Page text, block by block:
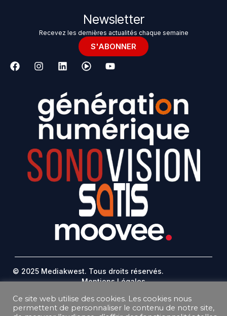
Newsletter
Recevez les dernières actualités chaque semaine
S'ABONNER
© 2025 Mediakwest. Tous droits réservés.
Mentions Légales
Contact
Plan Du Site
Ce site web utilise des cookies. Les cookies nous
permettent de personnaliser le contenu de notre site,